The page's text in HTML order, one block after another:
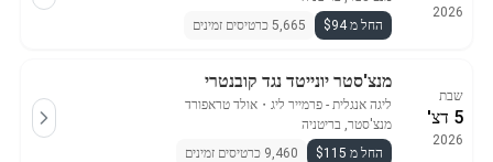
2026
החל מ $94
5,665 כרטיסים זמינים
שבת
5 דצ'
2026
מנצ'סטר יונייטד נגד קובנטרי
ליגה אנגלית - פרמייר ליג ・ אולד טראפורד
מנצ'סטר, בריטניה
החל מ $115
9,460 כרטיסים זמינים